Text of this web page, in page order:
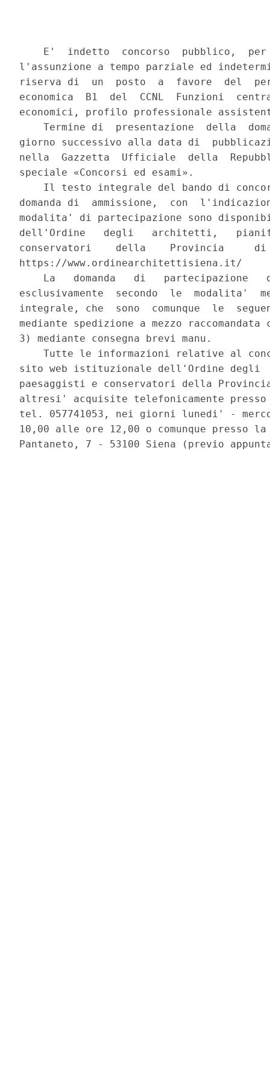
E'  indetto  concorso  pubblico,
l'assunzione a tempo parziale ed
riserva di  un  posto  a  favore  del
economica  B1  del  CCNL  Funzioni
economici, profilo professionale
Termine di  presentazione  della
giorno successivo alla data di
nella  Gazzetta  Ufficiale  della
speciale «Concorsi ed esami».
Il testo integrale del bando di
domanda di  ammissione,  con
modalita' di partecipazione sono
dell'Ordine   degli   architetti,
conservatori    della    Provincia
https://www.ordinearchitettisiena.it/
La   domanda   di   partecipazione
esclusivamente  secondo  le  modalita'
integrale, che  sono  comunque  le
mediante spedizione a mezzo
3) mediante consegna brevi manu.
Tutte le informazioni relative al
sito web istituzionale dell'Ordine
paesaggisti e conservatori della
altresi' acquisite telefonicamente
tel. 057741053, nei giorni lunedi' -
10,00 alle ore 12,00 o comunque
Pantaneto, 7 - 53100 Siena (previo